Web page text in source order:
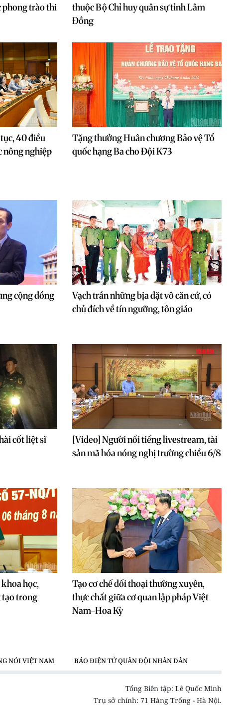
phong trào thi
thuộc Bộ Chỉ huy quân sự tỉnh Lâm
Đồng
40 điều
nông nghiệp
Tặng thưởng Huân chương Bảo vệ Tổ
quốc hạng Ba cho Đội K73
cộng đồng
Vạch trần những bịa đặt vô căn cứ, có
chủ đích về tín ngưỡng, tôn giáo
cốt liệt sĩ
[Video] Người nổi tiếng livestream, tài
sản mã hóa nóng nghị trường chiều 6/8
học,
tạo trong
Tạo cơ chế đối thoại thường xuyên,
thực chất giữa cơ quan lập pháp Việt
Nam-Hoa Kỳ
NÓI VIỆT NAM BÁO ĐIỆN TỬ QUÂN ĐỘI NHÂN DÂN
Tổng Biên tập: Lê Quốc Minh
Trụ sở chính: 71 Hàng Trống - Hà Nội.